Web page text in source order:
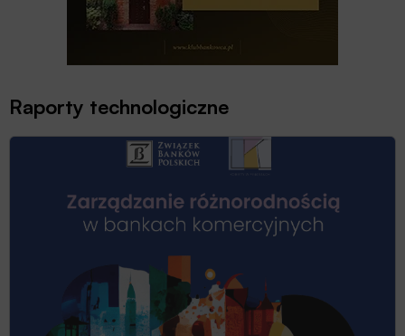
Raporty technologiczne